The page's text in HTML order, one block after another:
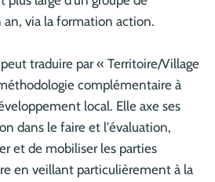
via la formation action.
traduire par « Territoire/Village
complémentaire à
local. Elle axe ses
dans le faire et l'évaluation,
et de mobiliser les parties
en veillant particulièrement à la